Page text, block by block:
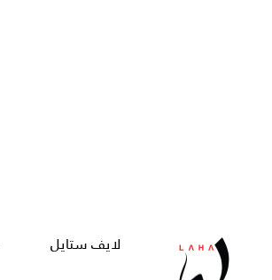
لايف ستايل